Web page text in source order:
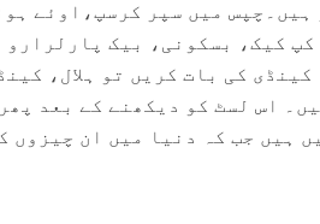
ہیں۔چپس میں سپر کرسپ،اوئے
کیک، بسکونی، بیک پارلرارو
کی بات کریں تو ہلال،
اس لسٹ کو دیکھنے کے بعد
ہیں جب کہ دنیا میں ان چیزوں